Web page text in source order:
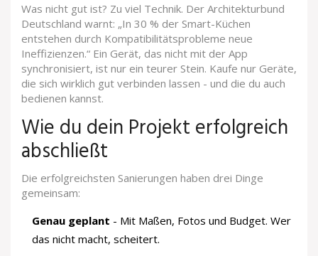
Was nicht gut ist? Zu viel Technik. Der Architekturbund
Deutschland warnt: „In 30 % der Smart-Küchen
entstehen durch Kompatibilitätsprobleme neue
Ineffizienzen.“ Ein Gerät, das nicht mit der App
synchronisiert, ist nur ein teurer Stein. Kaufe nur Geräte,
die sich wirklich gut verbinden lassen - und die du auch
bedienen kannst.
Wie du dein Projekt erfolgreich
abschließt
Die erfolgreichsten Sanierungen haben drei Dinge
gemeinsam:
Genau geplant - Mit Maßen, Fotos und Budget. Wer
das nicht macht, scheitert.